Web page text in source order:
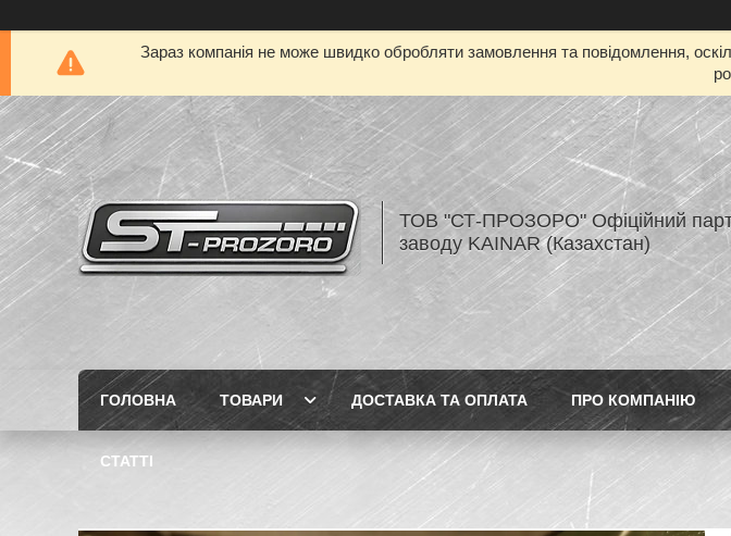
Зараз компанія не може швидко обробляти замовлення та повідомлення,
ТОВ "СТ-ПРОЗОРО" Офіційний
заводу KAINAR (Казахстан)
ГОЛОВНА ТОВАРИ ДОСТАВКА ТА ОПЛАТА ПРО КОМПАНІЮ
СТАТТІ